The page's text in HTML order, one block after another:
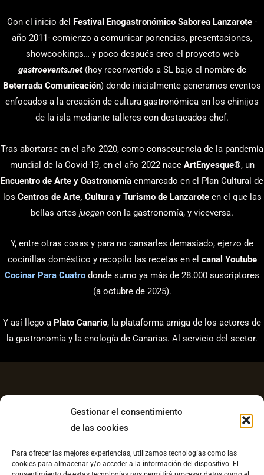
Gestionar el consentimiento
de las cookies
Para ofrecer las mejores experiencias, utilizamos tecnologías como las
cookies para almacenar y/o acceder a la información del dispositivo. El
Con el inicio del Festival Enogastronómico Saborea Lanzarote -
año 2011- comienzo a comunicar ponencias, presentaciones,
showcookings… y poco después creo el proyecto web
gastroevents.net(hoy reconvertido a SL bajo el nombre de
Beterrada Comunicación) donde inicialmente generamos eventos
enfocados a la creación de cultura gastronómica en los chinijos
de la isla mediante talleres con destacados chef.
Tras abortarse en el año 2020, como consecuencia de la pandemia
mundial de la Covid-19, en el año 2022 nace ArtEnyesque®, un
Encuentro de Arte y Gastronomía enmarcado en el Plan Cultural de
los Centros de Arte, Cultura y Turismo de Lanzaroteen el que las
bellas artes juegan con la gastronomía, y viceversa.
Y, entre otras cosas y para no cansarles demasiado, ejerzo de
cocinillas doméstico y recopilo las recetas en el canal Youtube
Cocinar Para Cuatro donde sumo ya más de 28.000 suscriptores
(a octubre de 2025).
Y así llego a Plato Canario, la plataforma amiga de los actores de
la gastronomía y la enología de Canarias. Al servicio del sector.
Política de Privacidad